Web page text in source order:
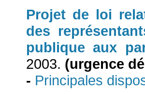
Projet de loi
des
publique aux
2003. (urgence
- Principales